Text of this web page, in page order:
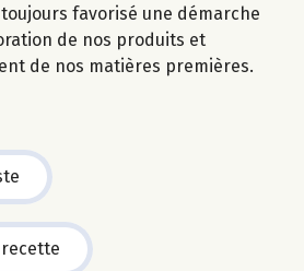
favorisé une démarche
de nos produits et
de nos matières premières.